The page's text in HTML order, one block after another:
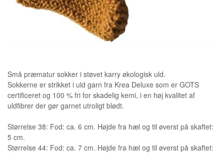
Små præmatur sokker i støvet karry økologisk uld.
Sokkerne er strikket i uld garn fra Krea Deluxe som er GOTS
certificeret og 100 % fri for skadelig kemi, i en høj kvalitet af
uldfibrer der gør garnet utroligt blødt.
Størrelse 38: Fod: ca. 6 cm. Højde fra hæl og til øverst på skaftet:
5 cm.
Størrelse 44: Fod: ca. 7 cm. Højde fra hæl og til øverst på skaftet: